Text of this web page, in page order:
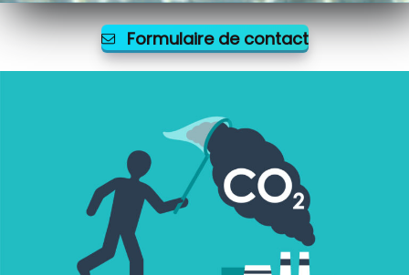
Formulaire de contact